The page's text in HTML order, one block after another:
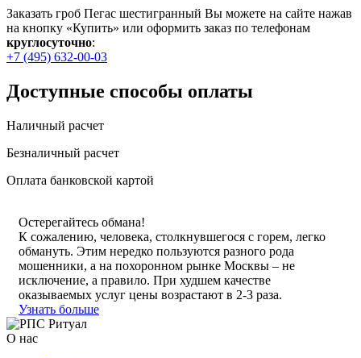
Заказать гроб Пегас шестигранный Вы можете на сайте нажав
на кнопку «Купить» или оформить заказ по телефонам
круглосуточно:
+7 (495) 632-00-03
Доступные способы оплаты
Наличный расчет
Безналичный расчет
Оплата банковской картой
Остерегайтесь обмана!
К сожалению, человека, столкнувшегося с горем, легко
обмануть. Этим нередко пользуются разного рода
мошенники, а на похоронном рынке Москвы – не
исключение, а правило. При худшем качестве
оказываемых услуг цены возрастают в 2-3 раза.
Узнать больше
О нас